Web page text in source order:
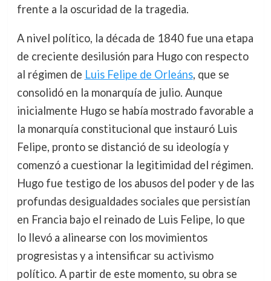
frente a la oscuridad de la tragedia.
A nivel político, la década de 1840 fue una etapa
de creciente desilusión para Hugo con respecto
al régimen de Luis Felipe de Orleáns, que se
consolidó en la monarquía de julio. Aunque
inicialmente Hugo se había mostrado favorable a
la monarquía constitucional que instauró Luis
Felipe, pronto se distanció de su ideología y
comenzó a cuestionar la legitimidad del régimen.
Hugo fue testigo de los abusos del poder y de las
profundas desigualdades sociales que persistían
en Francia bajo el reinado de Luis Felipe, lo que
lo llevó a alinearse con los movimientos
progresistas y a intensificar su activismo
político. A partir de este momento, su obra se